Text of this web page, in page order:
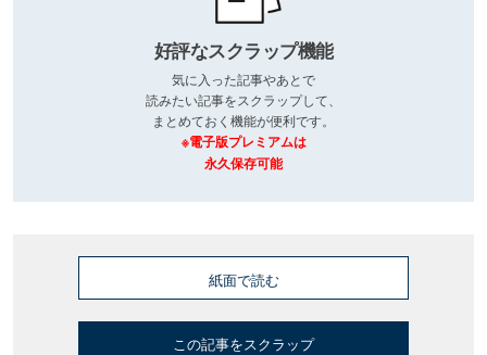
好評なスクラップ機能
気に入った記事やあとで
読みたい記事をスクラップして、
まとめておく機能が便利です。
※電子版プレミアムは
永久保存可能
紙面で読む
この記事をスクラップ